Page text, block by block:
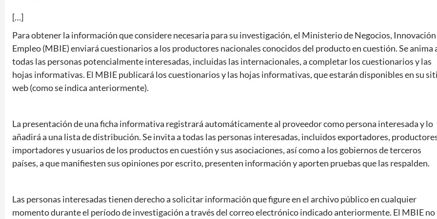
[…]
Para obtener la información que considere necesaria para su investigación, el Ministerio de Negocios,
Empleo (MBIE) enviará cuestionarios a los productores nacionales conocidos del producto en cuestión. Se anima
todas las personas potencialmente interesadas, incluidas las internacionales, a completar los cuestionarios y las
hojas informativas. El MBIE publicará los cuestionarios y las hojas informativas, que estarán disponibles en su
web (como se indica anteriormente).
La presentación de una ficha informativa registrará automáticamente al proveedor como persona interesada y lo
añadirá a una lista de distribución. Se invita a todas las personas interesadas, incluidos exportadores,
importadores y usuarios de los productos en cuestión y sus asociaciones, así como a los gobiernos de terceros
países, a que manifiesten sus opiniones por escrito, presenten información y aporten pruebas que las respalden.
Las personas interesadas tienen derecho a solicitar información que figure en el archivo público en cualquier
momento durante el período de investigación a través del correo electrónico indicado anteriormente. El MBIE no